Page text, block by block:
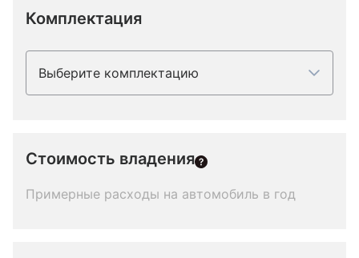
Комплектация
Выберите комплектацию
Стоимость владения
Примерные расходы на автомобиль в год